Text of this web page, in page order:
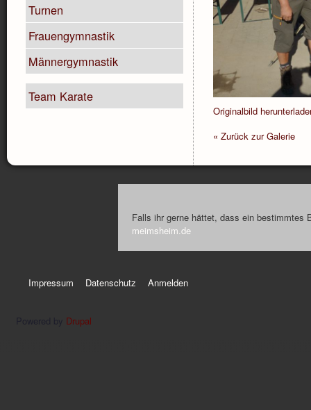
Turnen
Frauengymnastik
Männergymnastik
Team Karate
Originalbild
« Zurück zur Galerie
Falls ihr gerne hättet, dass ein
meimsheim.de
Impressum Datenschutz Anmelden
Drupal